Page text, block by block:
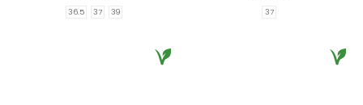
36.5 37 39 37